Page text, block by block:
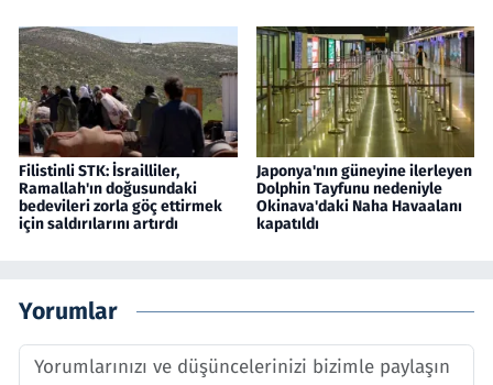
Filistinli STK: İsrailliler,
Ramallah'ın doğusundaki
bedevileri zorla göç ettirmek
için saldırılarını artırdı
Japonya'nın güneyine ilerleyen
Dolphin Tayfunu nedeniyle
Okinava'daki Naha Havaalanı
kapatıldı
Yorumlar